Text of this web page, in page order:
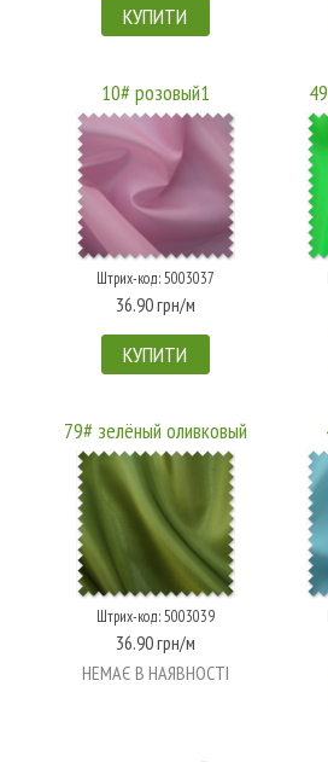
КУПИТИ
10# розовый1
Штрих-код: 5003037
36.90 грн/м
КУПИТИ
79# зелёный оливковый
Штрих-код: 5003039
36.90 грн/м
НЕМАЄ В НАЯВНОСТІ